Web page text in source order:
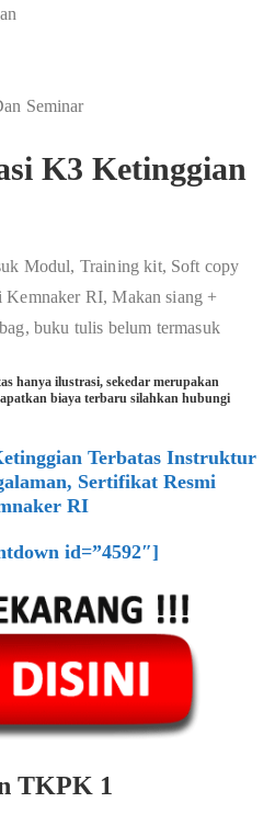
Seminar
K3 Ketinggian
Modul, Training kit, Soft copy
RI, Makan siang +
buku tulis belum termasuk
hanya ilustrasi, sekedar merupakan
biaya terbaru silahkan hubungi
Terbatas Instruktur
Sertifikat Resmi
RI
id=”4592″]
TKPK 1